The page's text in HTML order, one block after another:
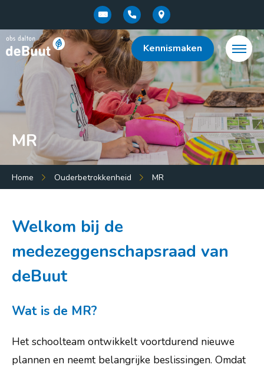
Kennismaken
Menu:
Ons onderwijs
Ons team
Ouderbetrokkenheid
OR
Moestuingroep
Klankbordgroep
MR
Home Ouderbetrokkenheid MR
Welkom bij de
medezeggenschapsraad van
deBuut
Wat is de MR?
Het schoolteam ontwikkelt voortdurend nieuwe
plannen en neemt belangrijke beslissingen. Omdat